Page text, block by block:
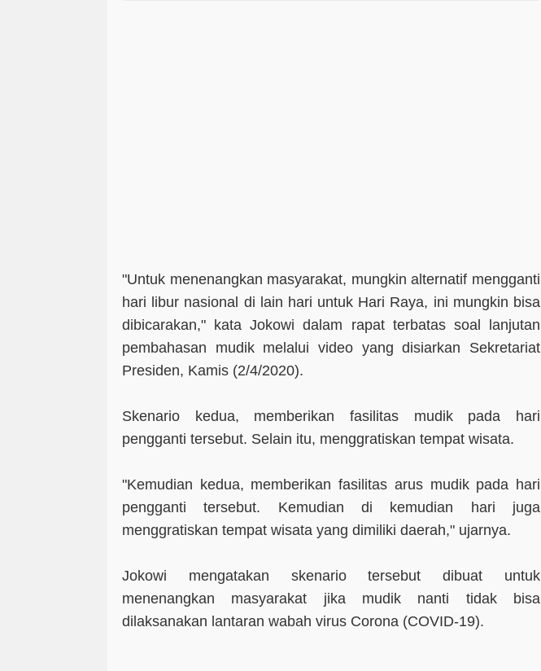
"Untuk menenangkan masyarakat, mungkin alternatif mengganti
hari libur nasional di lain hari untuk Hari Raya, ini mungkin bisa
dibicarakan," kata Jokowi dalam rapat terbatas soal lanjutan
pembahasan mudik melalui video yang disiarkan Sekretariat
Presiden, Kamis (2/4/2020).
Skenario kedua, memberikan fasilitas mudik pada hari
pengganti tersebut. Selain itu, menggratiskan tempat wisata.
"Kemudian kedua, memberikan fasilitas arus mudik pada hari
pengganti tersebut. Kemudian di kemudian hari juga
menggratiskan tempat wisata yang dimiliki daerah," ujarnya.
Jokowi mengatakan skenario tersebut dibuat untuk
menenangkan masyarakat jika mudik nanti tidak bisa
dilaksanakan lantaran wabah virus Corona (COVID-19).